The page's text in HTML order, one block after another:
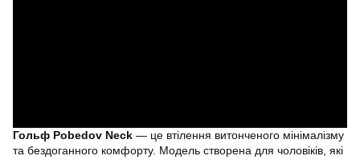
Гольф Pobedov Neck — це втілення витонченого мінімалізму
та бездоганного комфорту. Модель створена для чоловіків, які